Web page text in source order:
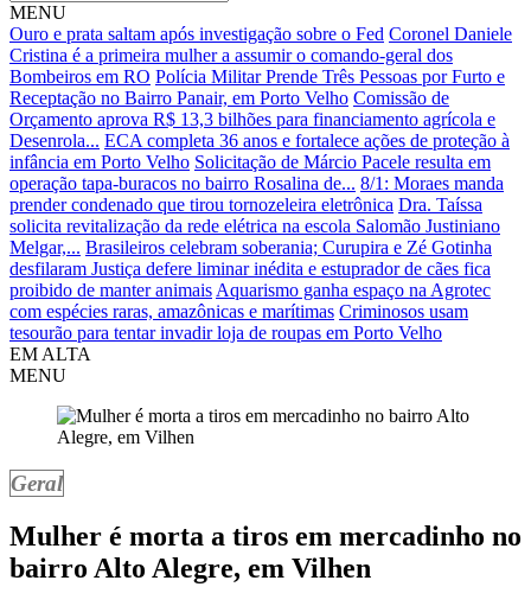
MENU
Ouro e prata saltam após investigação sobre o Fed Coronel Daniele
Cristina é a primeira mulher a assumir o comando-geral dos
Bombeiros em RO Polícia Militar Prende Três Pessoas por Furto e
Receptação no Bairro Panair, em Porto Velho Comissão de
Orçamento aprova R$ 13,3 bilhões para financiamento agrícola e
Desenrola... ECA completa 36 anos e fortalece ações de proteção à
infância em Porto Velho Solicitação de Márcio Pacele resulta em
operação tapa-buracos no bairro Rosalina de... 8/1: Moraes manda
prender condenado que tirou tornozeleira eletrônica Dra. Taíssa
solicita revitalização da rede elétrica na escola Salomão Justiniano
Melgar,... Brasileiros celebram soberania; Curupira e Zé Gotinha
desfilaram Justiça defere liminar inédita e estuprador de cães fica
proibido de manter animais Aquarismo ganha espaço na Agrotec
com espécies raras, amazônicas e marítimas Criminosos usam
tesourão para tentar invadir loja de roupas em Porto Velho
EM ALTA
MENU
Geral
Mulher é morta a tiros em mercadinho no
bairro Alto Alegre, em Vilhen